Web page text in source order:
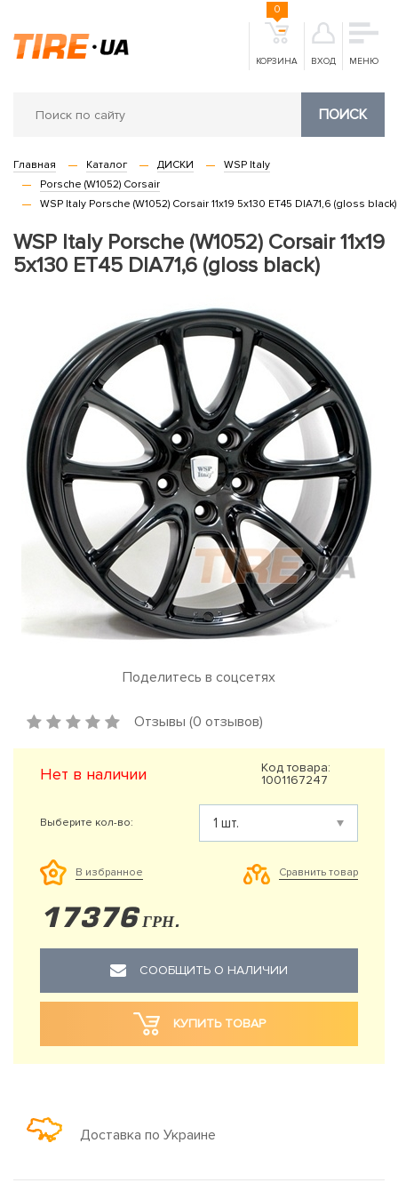
КОРЗИНА
0
ВХОД МЕНЮ
ПОИСК
Главная Каталог ДИСКИ
WSP Italy
Porsche (W1052) Corsair
WSP Italy Porsche (W1052) Corsair 11x19 5x130 ET45 DIA71,6 (gloss black)
WSP Italy Porsche (W1052) Corsair 11x19
5x130 ET45 DIA71,6 (gloss black)
Поделитесь в соцсетях
Отзывы (0 отзывов)
Нет в наличии
Код товара:
1001167247
Выберите кол-во:
В избранное Сравнить товар
17376 ГРН.
СООБЩИТЬ О НАЛИЧИИ
КУПИТЬ ТОВАР
Доставка по Украине